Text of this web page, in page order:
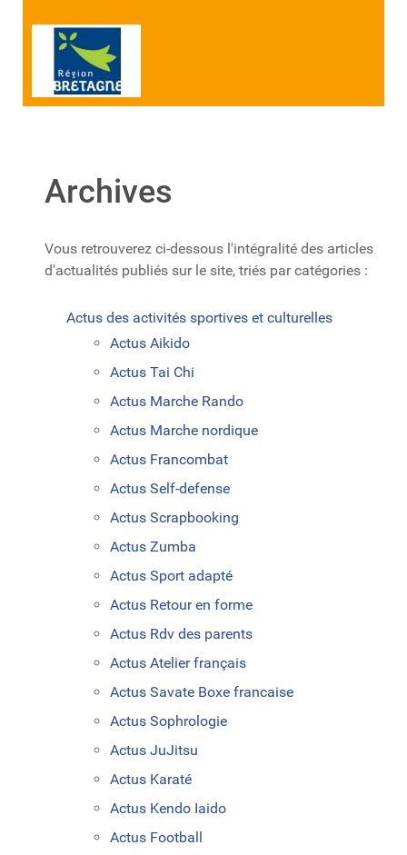
Archives
Vous retrouverez ci-dessous l'intégralité des articles
d'actualités publiés sur le site, triés par catégories :
Actus des activités sportives et culturelles
Actus Aikido
Actus Tai Chi
Actus Marche Rando
Actus Marche nordique
Actus Francombat
Actus Self-defense
Actus Scrapbooking
Actus Zumba
Actus Sport adapté
Actus Retour en forme
Actus Rdv des parents
Actus Atelier français
Actus Savate Boxe francaise
Actus Sophrologie
Actus JuJitsu
Actus Karaté
Actus Kendo Iaido
Actus Football